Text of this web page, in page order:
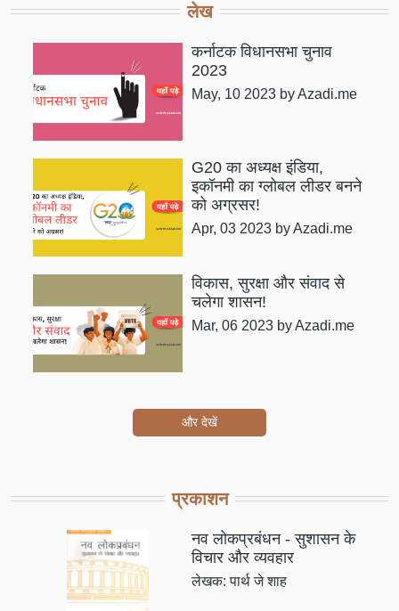
लेख
कर्नाटक विधानसभा चुनाव
2023
May, 10 2023 by Azadi.me
G20 का अध्यक्ष इंडिया,
इकॉनमी का ग्लोबल लीडर बनने
को अग्रसर!
Apr, 03 2023 by Azadi.me
विकास, सुरक्षा और संवाद से
चलेगा शासन!
Mar, 06 2023 by Azadi.me
और देखें
प्रकाशन
नव लोकप्रबंधन - सुशासन के
विचार और व्यवहार
लेखक: पार्थ जे शाह